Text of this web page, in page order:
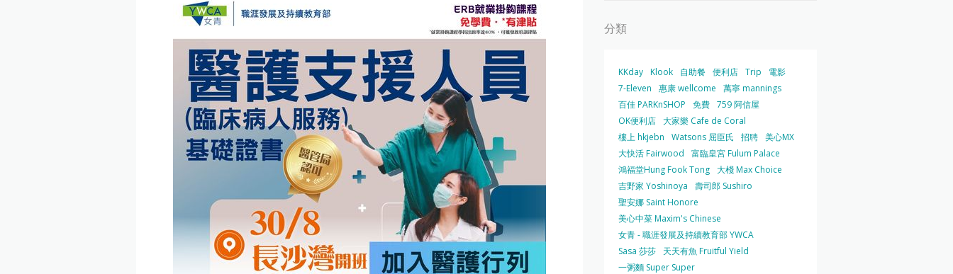
分類
KKday Klook 自助餐 便利店 Trip
電影
7-Eleven
惠康 wellcome
萬寧 mannings
百佳 PARKnSHOP
免費 759 阿信屋
OK便利店 大家樂 Cafe de Coral
樓上 hkjebn
Watsons 屈臣氏 招聘 美心MX
大快活 Fairwood
富臨皇宮 Fulum Palace
鴻福堂Hung Fook Tong 大棧 Max Choice
吉野家 Yoshinoya
壽司郎 Sushiro
聖安娜 Saint Honore
美心中菜 Maxim's Chinese
女青 - 職涯發展及持續教育部 YWCA
Sasa 莎莎
天天有魚 Fruitful Yield
一粥麵 Super Super